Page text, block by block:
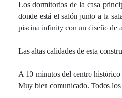
Los dormitorios de la casa
donde está el salón junto a la
piscina infinity con un diseño de
Las altas calidades de esta
A 10 minutos del centro
Muy bien comunicado. Todos